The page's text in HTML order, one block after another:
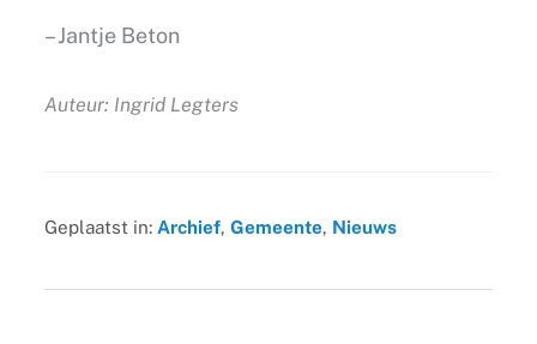
– Jantje Beton
Auteur: Ingrid Legters
Geplaatst in: Archief, Gemeente, Nieuws